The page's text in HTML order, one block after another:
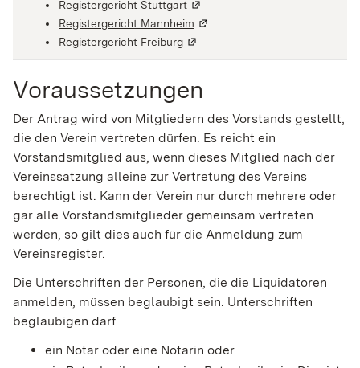
Registergericht Stuttgart (Wird in einem neuen Fenster
Registergericht Mannheim (Wird in einem neuen Fenster
Registergericht Freiburg (Wird in einem neuen Fenster
Voraussetzungen
Der Antrag wird von Mitgliedern des Vorstands gestellt,
die den Verein vertreten dürfen. Es reicht ein
Vorstandsmitglied aus, wenn dieses Mitglied nach der
Vereinssatzung alleine zur Vertretung des Vereins
berechtigt ist. Kann der Verein nur durch mehrere oder
gar alle Vorstandsmitglieder gemeinsam vertreten
werden, so gilt dies auch für die Anmeldung zum
Vereinsregister.
Die Unterschriften der Personen, die die Liquidatoren
anmelden, müssen beglaubigt sein. Unterschriften
beglaubigen darf
ein Notar oder eine Notarin oder